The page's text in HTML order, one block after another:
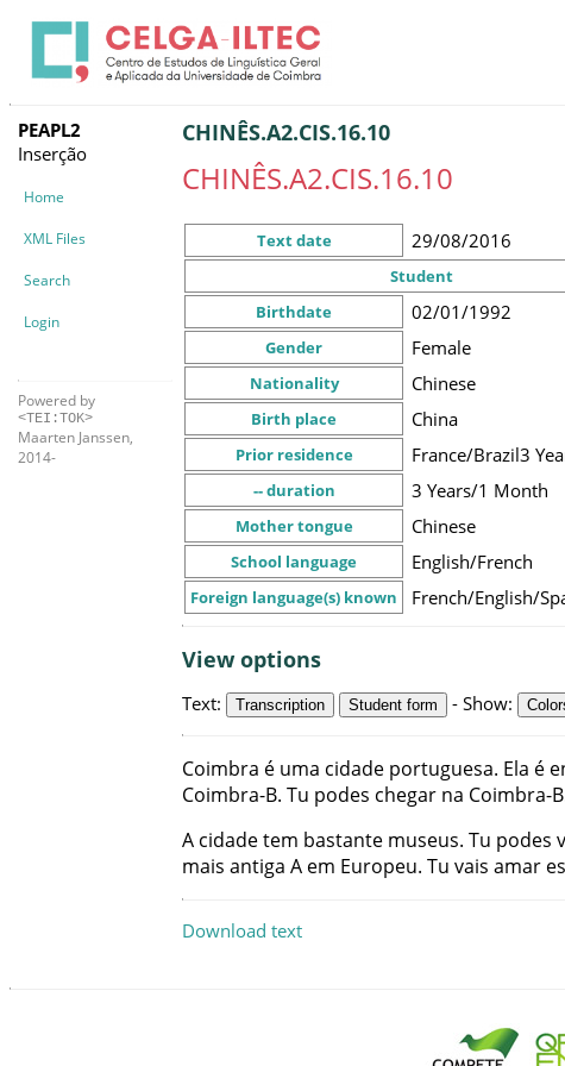
PEAPL2
Inserção
Home
XML Files
Search
Login
Powered by
<TEI:TOK>
Maarten Janssen,
2014-
CHINÊS.A2.CIS.16.10
CHINÊS.A2.CIS.16.10
Text date 29/08/2016
Student
Birthdate
02/01/1992
Gender Female
Nationality Chinese
Birth place China
Prior residence France/Brazil3
-- duration 3 Years/1 Month
Mother tongue Chinese
School language English/French
Foreign language(s) known French/English/
View options
Text: Transcription Student form - Show:
Coimbra é uma cidade portuguesa. Ela é
Coimbra-B. Tu podes chegar na Coimbra-B
A cidadetem bastante museus. Tu podes
mais antiga A em Europeu. Tu vais amar
Download text